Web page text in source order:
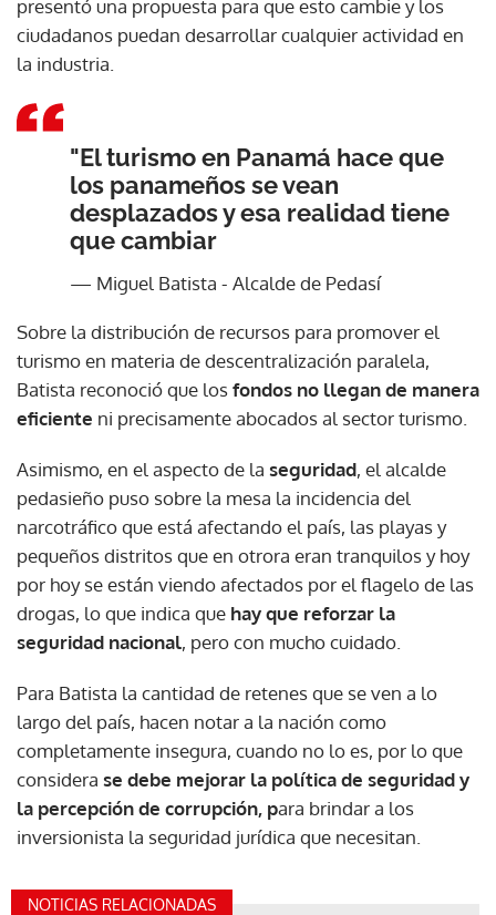
presentó una propuesta para que esto cambie y los
ciudadanos puedan desarrollar cualquier actividad en
la industria.
"El turismo en Panamá hace que
los panameños se vean
desplazados y esa realidad tiene
que cambiar
— Miguel Batista - Alcalde de Pedasí
Sobre la distribución de recursos para promover el
turismo en materia de descentralización paralela,
Batista reconoció que losfondos no llegan de manera
eficiente ni precisamente abocados al sector turismo.
Asimismo, en el aspecto de la seguridad, el alcalde
pedasieño puso sobre la mesa la incidencia del
narcotráfico que está afectando el país, las playas y
pequeños distritos que en otrora eran tranquilos y hoy
por hoy se están viendo afectados por el flagelo de las
drogas, lo que indica que hay que reforzar la
seguridad nacional, pero con mucho cuidado.
Para Batista la cantidad de retenes que se ven a lo
largo del país, hacen notar a la nación como
completamente insegura, cuando no lo es, por lo que
considera se debe mejorar la política de seguridad y
la percepción de corrupción, para brindar a los
inversionista la seguridad jurídica que necesitan.
NOTICIAS RELACIONADAS